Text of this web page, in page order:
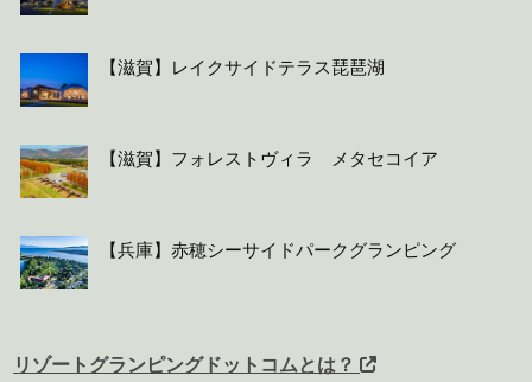
【滋賀】レイクサイドテラス琵琶湖
【滋賀】フォレストヴィラ メタセコイア
【兵庫】赤穂シーサイドパークグランピング
リゾートグランピングドットコムとは？